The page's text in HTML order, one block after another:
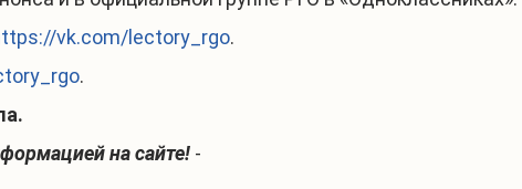
vk.com/lectory_rgo.
.
на сайте! -